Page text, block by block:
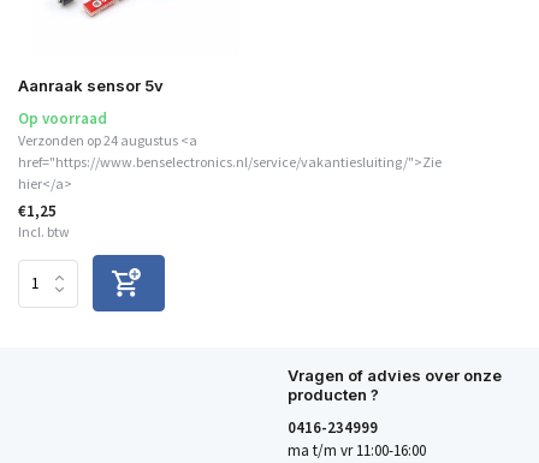
Aanraak sensor 5v
Op voorraad
Verzonden op 24 augustus <a
href="https://www.benselectronics.nl/service/vakantiesluiting/">Zie
hier</a>
€1,25
Incl. btw
Vragen of advies over onze
producten ?
0416-234999
ma t/m vr 11:00-16:00